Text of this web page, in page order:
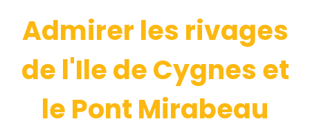
Admirer les rivages
de l'Ile de Cygnes et
le Pont Mirabeau